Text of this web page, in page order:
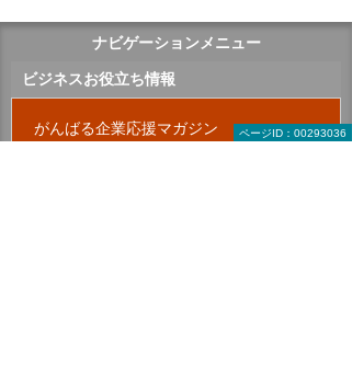
ページID：00293036
ナビゲーションメニュー
ビジネスお役立ち情報
がんばる企業応援マガジン